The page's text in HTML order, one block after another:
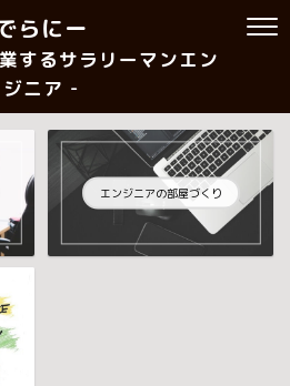
らにー
するサラリーマンエン
ジニア -
エンジニアの部屋づくり